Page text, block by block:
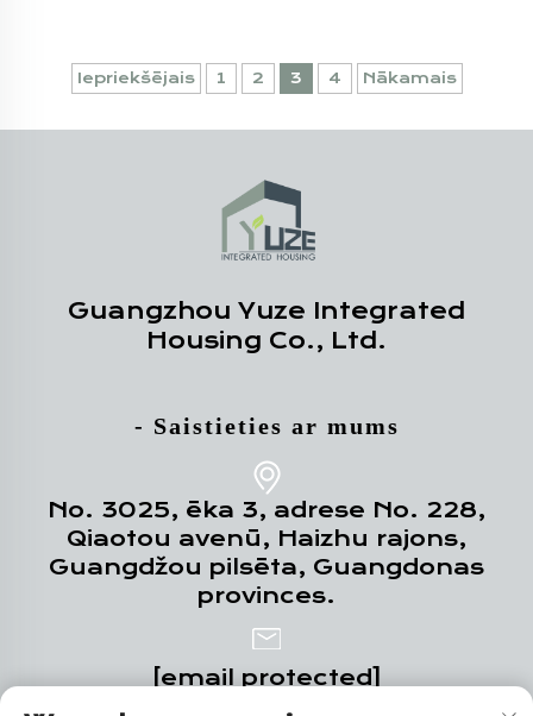
Mobilais Kafijas
Veikals
Iepriekšējais 1 2 3 4 Nākamais
Guangzhou Yuze Integrated
Housing Co., Ltd.
- Saistieties ar mums
No. 3025, ēka 3, adrese No. 228,
Qiaotou avenū, Haizhu rajons,
Guangdžou pilsēta, Guangdonas
provinces.
[email protected]